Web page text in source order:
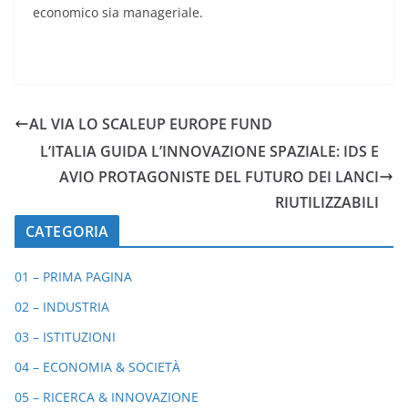
economico sia manageriale.
AL VIA LO SCALEUP EUROPE FUND
L’ITALIA GUIDA L’INNOVAZIONE SPAZIALE: IDS E
AVIO PROTAGONISTE DEL FUTURO DEI LANCI
RIUTILIZZABILI
CATEGORIA
01 – PRIMA PAGINA
02 – INDUSTRIA
03 – ISTITUZIONI
04 – ECONOMIA & SOCIETÀ
05 – RICERCA & INNOVAZIONE